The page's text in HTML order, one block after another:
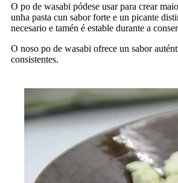
O po de wasabi pódese usar para crear
unha pasta cun sabor forte e un picante
necesario e tamén é estable durante a
O noso po de wasabi ofrece un sabor
consistentes.